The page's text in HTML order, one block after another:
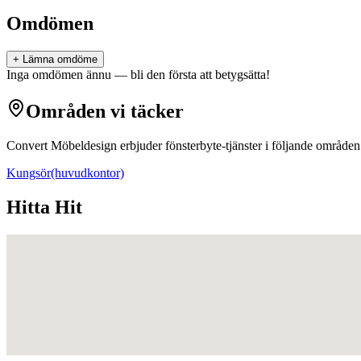
Omdömen
+ Lämna omdöme
Inga omdömen ännu — bli den första att betygsätta!
Områden vi täcker
Convert Möbeldesign erbjuderfönsterbyte-tjänster i följande
Kungsör(huvudkontor)
Hitta Hit